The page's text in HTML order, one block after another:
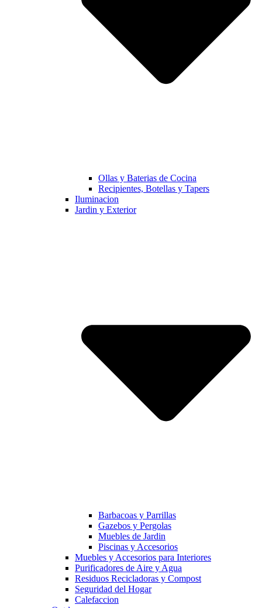
Ollas y Baterias de Cocina
Recipientes, Botellas y Tapers
Iluminacion
Jardin y Exterior
Barbacoas y Parrillas
Gazebos y Pergolas
Muebles de Jardin
Piscinas y Accesorios
Muebles y Accesorios para Interiores
Purificadores de Aire y Agua
Residuos Recicladoras y Compost
Seguridad del Hogar
Calefaccion